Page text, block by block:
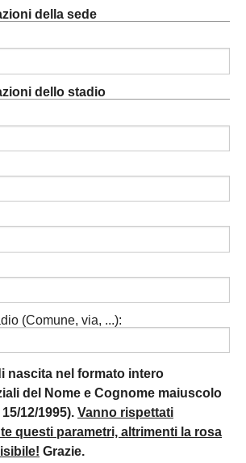
della sede
dello stadio
(Comune, via, ...):
nascita nel formato intero
del Nome e Cognome maiuscolo
12/1995). Vanno rispettati
questi parametri, altrimenti la rosa
Grazie.